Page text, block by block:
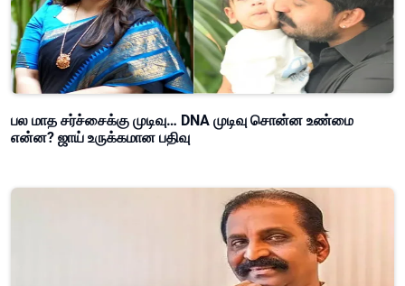
பல மாத சர்ச்சைக்கு முடிவு… DNA முடிவு சொன்ன உண்மை
என்ன? ஜாய் உருக்கமான பதிவு